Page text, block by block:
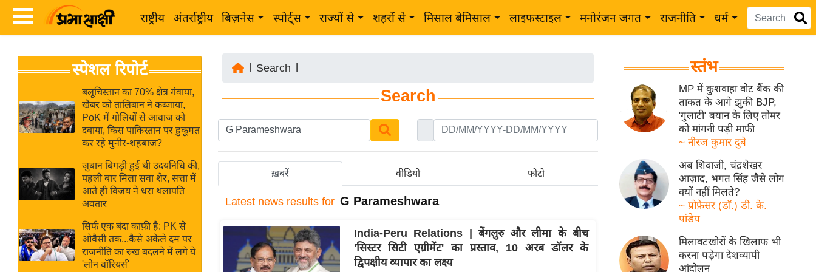
राष्ट्रीय अंतर्राष्ट्रीय बिज़नेस स्पोर्ट्स राज्यों से शहरों से मिसाल बेमिसाल लाइफस्टाइल मनोरंजन जगत राजनीति धर्म
News
Hindi
Hindi
Live
News in
Hindi
ब
र
अंतर्राष्ट्रीय
बिज़नेस
उद्योग
विशेषज्ञ
राय
स्पेशल रिपोर्ट
बलूचिस्तान का 70% क्षेत्र गंवाया,
खैबर को तालिबान ने कब्जाया,
PoK में गोलियों से आवाज को
दबाया, किस पाकिस्तान पर हुकूमत
कर रहे मुनीर-शहबाज?
जुबान बिगड़ी हुई थी उदयनिधि की,
पहली बार मिला सवा शेर, सत्ता में
आते ही विजय ने धरा थलापति
अवतार
सिर्फ एक बंदा काफ़ी है: PK से
ओवैसी तक...कैसे अकेले दम पर
राजनीति का रुख बदलने में लगे ये
'लोन वॉरियर्स'
Search
Search
ख़बरें वीडियो फोटो
Latest news results for G Parameshwara
India-Peru Relations | बेंगलुरु और लीमा के बीच
'सिस्टर सिटी एग्रीमेंट' का प्रस्ताव, 10 अरब डॉलर के
द्विपक्षीय व्यापार का लक्ष्य
स्तंभ
MP में कुशवाहा वोट बैंक की
ताकत के आगे झुकी BJP,
'गुलाटी' बयान के लिए तोमर
को मांगनी पड़ी माफी
~ नीरज कुमार दुबे
अब शिवाजी, चंद्रशेखर
आज़ाद, भगत सिंह जैसे लोग
क्यों नहीं मिलते?
~ प्रोफ़ेसर (डॉ.) डी. के.
पांडेय
मिलावटखोरों के खिलाफ भी
करना पड़ेगा देशव्यापी
आंदोलन